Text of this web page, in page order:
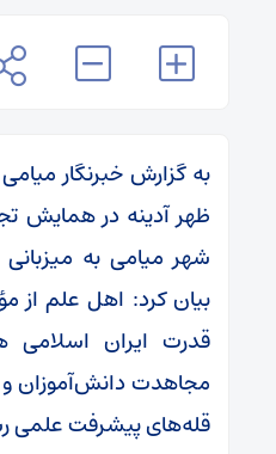
به گزارش خبرنگار
ظهر آدینه در همایش
شهر میامی به
بیان کرد: اهل علم از
قدرت ایران
مجاهدت دانش‌آموزان
قله‌های پیشرفت علمی